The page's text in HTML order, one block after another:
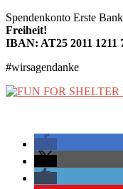
Spendenkonto Erste
Freiheit!
IBAN: AT25 2011 1211
#wirsagendanke